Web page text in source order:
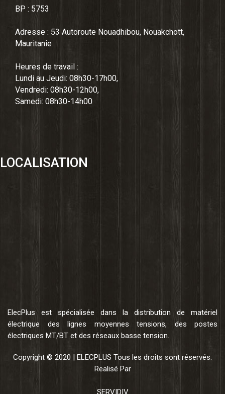
BP : 5753
Adresse : 53 Autoroute Nouadhibou, Nouakchott,
Mauritanie
Heures de travail :
Lundi au Jeudi: 08h30-17h00,
Vendredi: 08h30-12h00,
Samedi: 08h30-14h00
LOCALISATION
ElecPlus est spécialisée dans la distribution de matériel
électrique des lignes moyennes tensions, des postes
électriques MT/BT et des réseaux basse tension.
Copyright © 2020 | ELECPLUS Tous les droits sont réservés.
Realisé Par
SERVIDIV